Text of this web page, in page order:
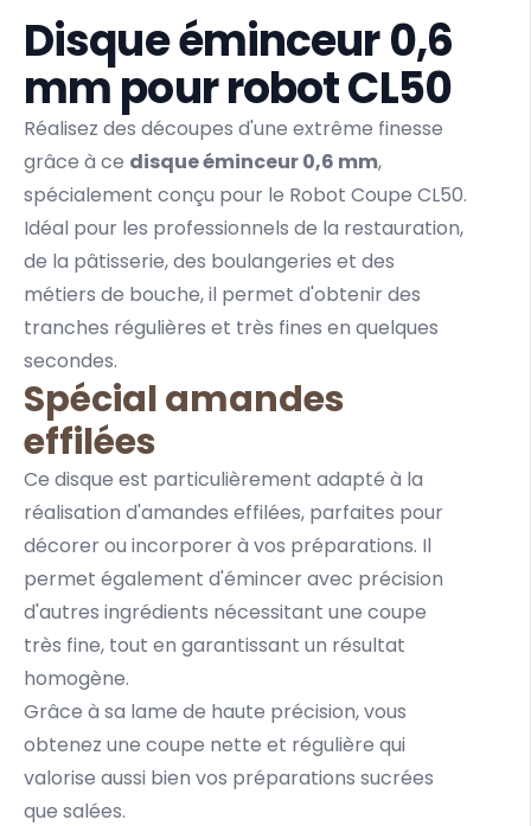
Disque éminceur 0,6
mm pour robot CL50
Réalisez des découpes d'une extrême finesse
grâce à ce disque éminceur 0,6 mm,
spécialement conçu pour le Robot Coupe CL50.
Idéal pour les professionnels de la restauration,
de la pâtisserie, des boulangeries et des
métiers de bouche, il permet d'obtenir des
tranches régulières et très fines en quelques
secondes.
Spécial amandes
effilées
Ce disque est particulièrement adapté à la
réalisation d'amandes effilées, parfaites pour
décorer ou incorporer à vos préparations. Il
permet également d'émincer avec précision
d'autres ingrédients nécessitant une coupe
très fine, tout en garantissant un résultat
homogène.
Grâce à sa lame de haute précision, vous
obtenez une coupe nette et régulière qui
valorise aussi bien vos préparations sucrées
que salées.